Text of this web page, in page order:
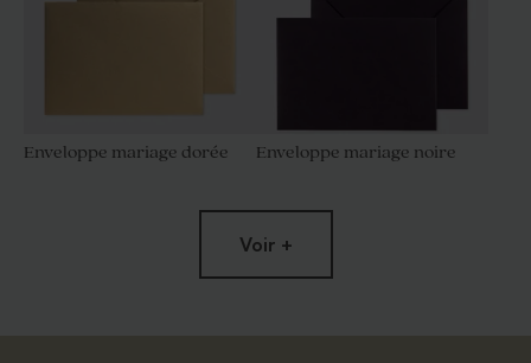
Enveloppe mariage dorée Enveloppe mariage noire
Voir +